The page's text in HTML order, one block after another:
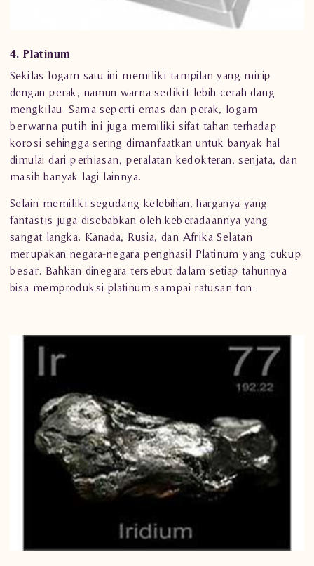
4. Platinum
Sekilas logam satu ini memiliki tampilan yang mirip
dengan perak, namun warna sedikit lebih cerah dang
mengkilau. Sama seperti emas dan perak, logam
berwarna putih ini juga memiliki sifat tahan terhadap
korosi sehingga sering dimanfaatkan untuk banyak hal
dimulai dariperhiasan, peralatan kedokteran, senjata, dan
masih banyak lagi lainnya.
Selain memiliki segudang kelebihan, harganya yang
fantastis juga disebabkan oleh keberadaannya yang
sangat langka. Kanada, Rusia, dan Afrika Selatan
merupakan negara-negara penghasil Platinum yang cukup
besar. Bahkan dinegara tersebut dalam setiap tahunnya
bisa memproduksi platinum sampai ratusan ton.